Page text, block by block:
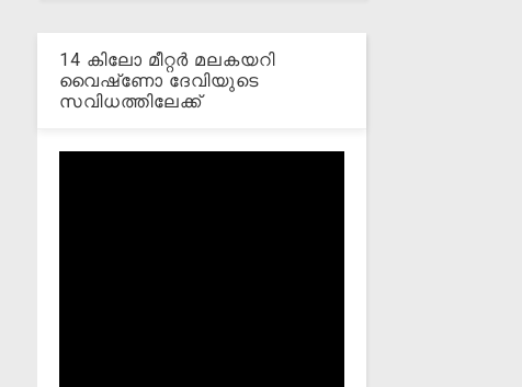
14 കിലോ മീറ്റര്‍ മലകയറി
വൈഷ്‌ണോ ദേവിയുടെ
സവിധത്തിലേക്ക്